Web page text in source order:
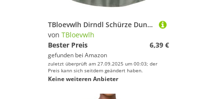
TBloevwlh Dirndl Schürze Dunkelblau Apron Jacquard-Dirndlschürze Dirndlschürze Trachtenmode Trachtenschürze Taftschürze Für Damen Midi TAFT 70cm Länge Glanz Grün Gr. 32-54 Schlichte Rot Schwarz
von TBloevwlh
Bester Preis
6,39 €
gefunden bei Amazon
zuletzt überprüft am 27.09.2025 um 00:03; der
Preis kann sich seitdem geändert haben.
Keine weiteren Anbieter